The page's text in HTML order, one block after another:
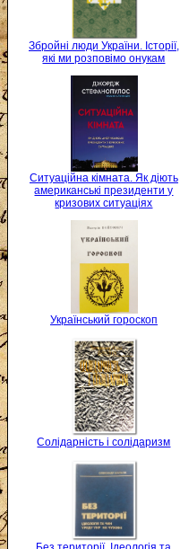
Збройні люди України. Історії,
які ми розповімо онукам
Ситуаційна кімната. Як діють
американські президенти у
кризових ситуаціях
Український гороскоп
Солідарність і солідаризм